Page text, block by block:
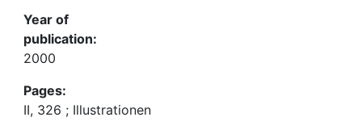
Year of
publication:
2000
Pages:
II, 326 ; Illustrationen